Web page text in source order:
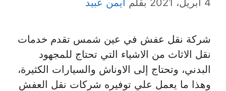
4 أبريل، 2021 بقلم ايمن عبيد
شركة نقل عفش في عين شمس تقدم خدمات
نقل الاثاث من الاشياء التي تحتاج للمجهود
البدني، وتحتاج إلى الاوناش والسيارات الكثيرة،
وهذا ما يعمل علي توفيره شركات نقل العفش